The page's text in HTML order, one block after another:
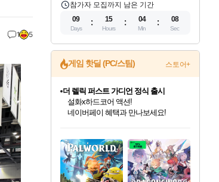
1 5
참가자 모집까지 남은 기간
09
Days
15
Hours
04
Min
05
Sec
게임 핫딜 (PC/스팀) 스토어+
최대 90% 할인가를 만나보세요!
네이버혜택과 함께 만나보세요!
50%할인&추가 적립까지!
네이버 포인트 혜택까지!
이니&베니 혜택까지!
네이버 혜택가와 함께 예약하세요!
할인&네이버혜택으로 만나보세요!
네이버페이 혜택과 만나보세요!
베데스다 40주년 기념 할인 중!
베데스다의 명작들을
40주년 프로모션으로 만나보세요!
할인가에 만나보세요!
일부 에디션 상시 할인!
혜택으로 예약 판매 중
편안하게 충전하세요